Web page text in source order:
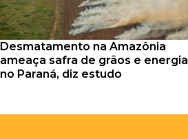
Desmatamento na Amazônia
ameaça safra de grãos e energia
no Paraná, diz estudo